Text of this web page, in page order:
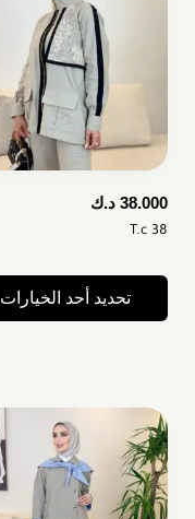
38.000 د.ك
T.c 38
تحديد أحد الخيارات